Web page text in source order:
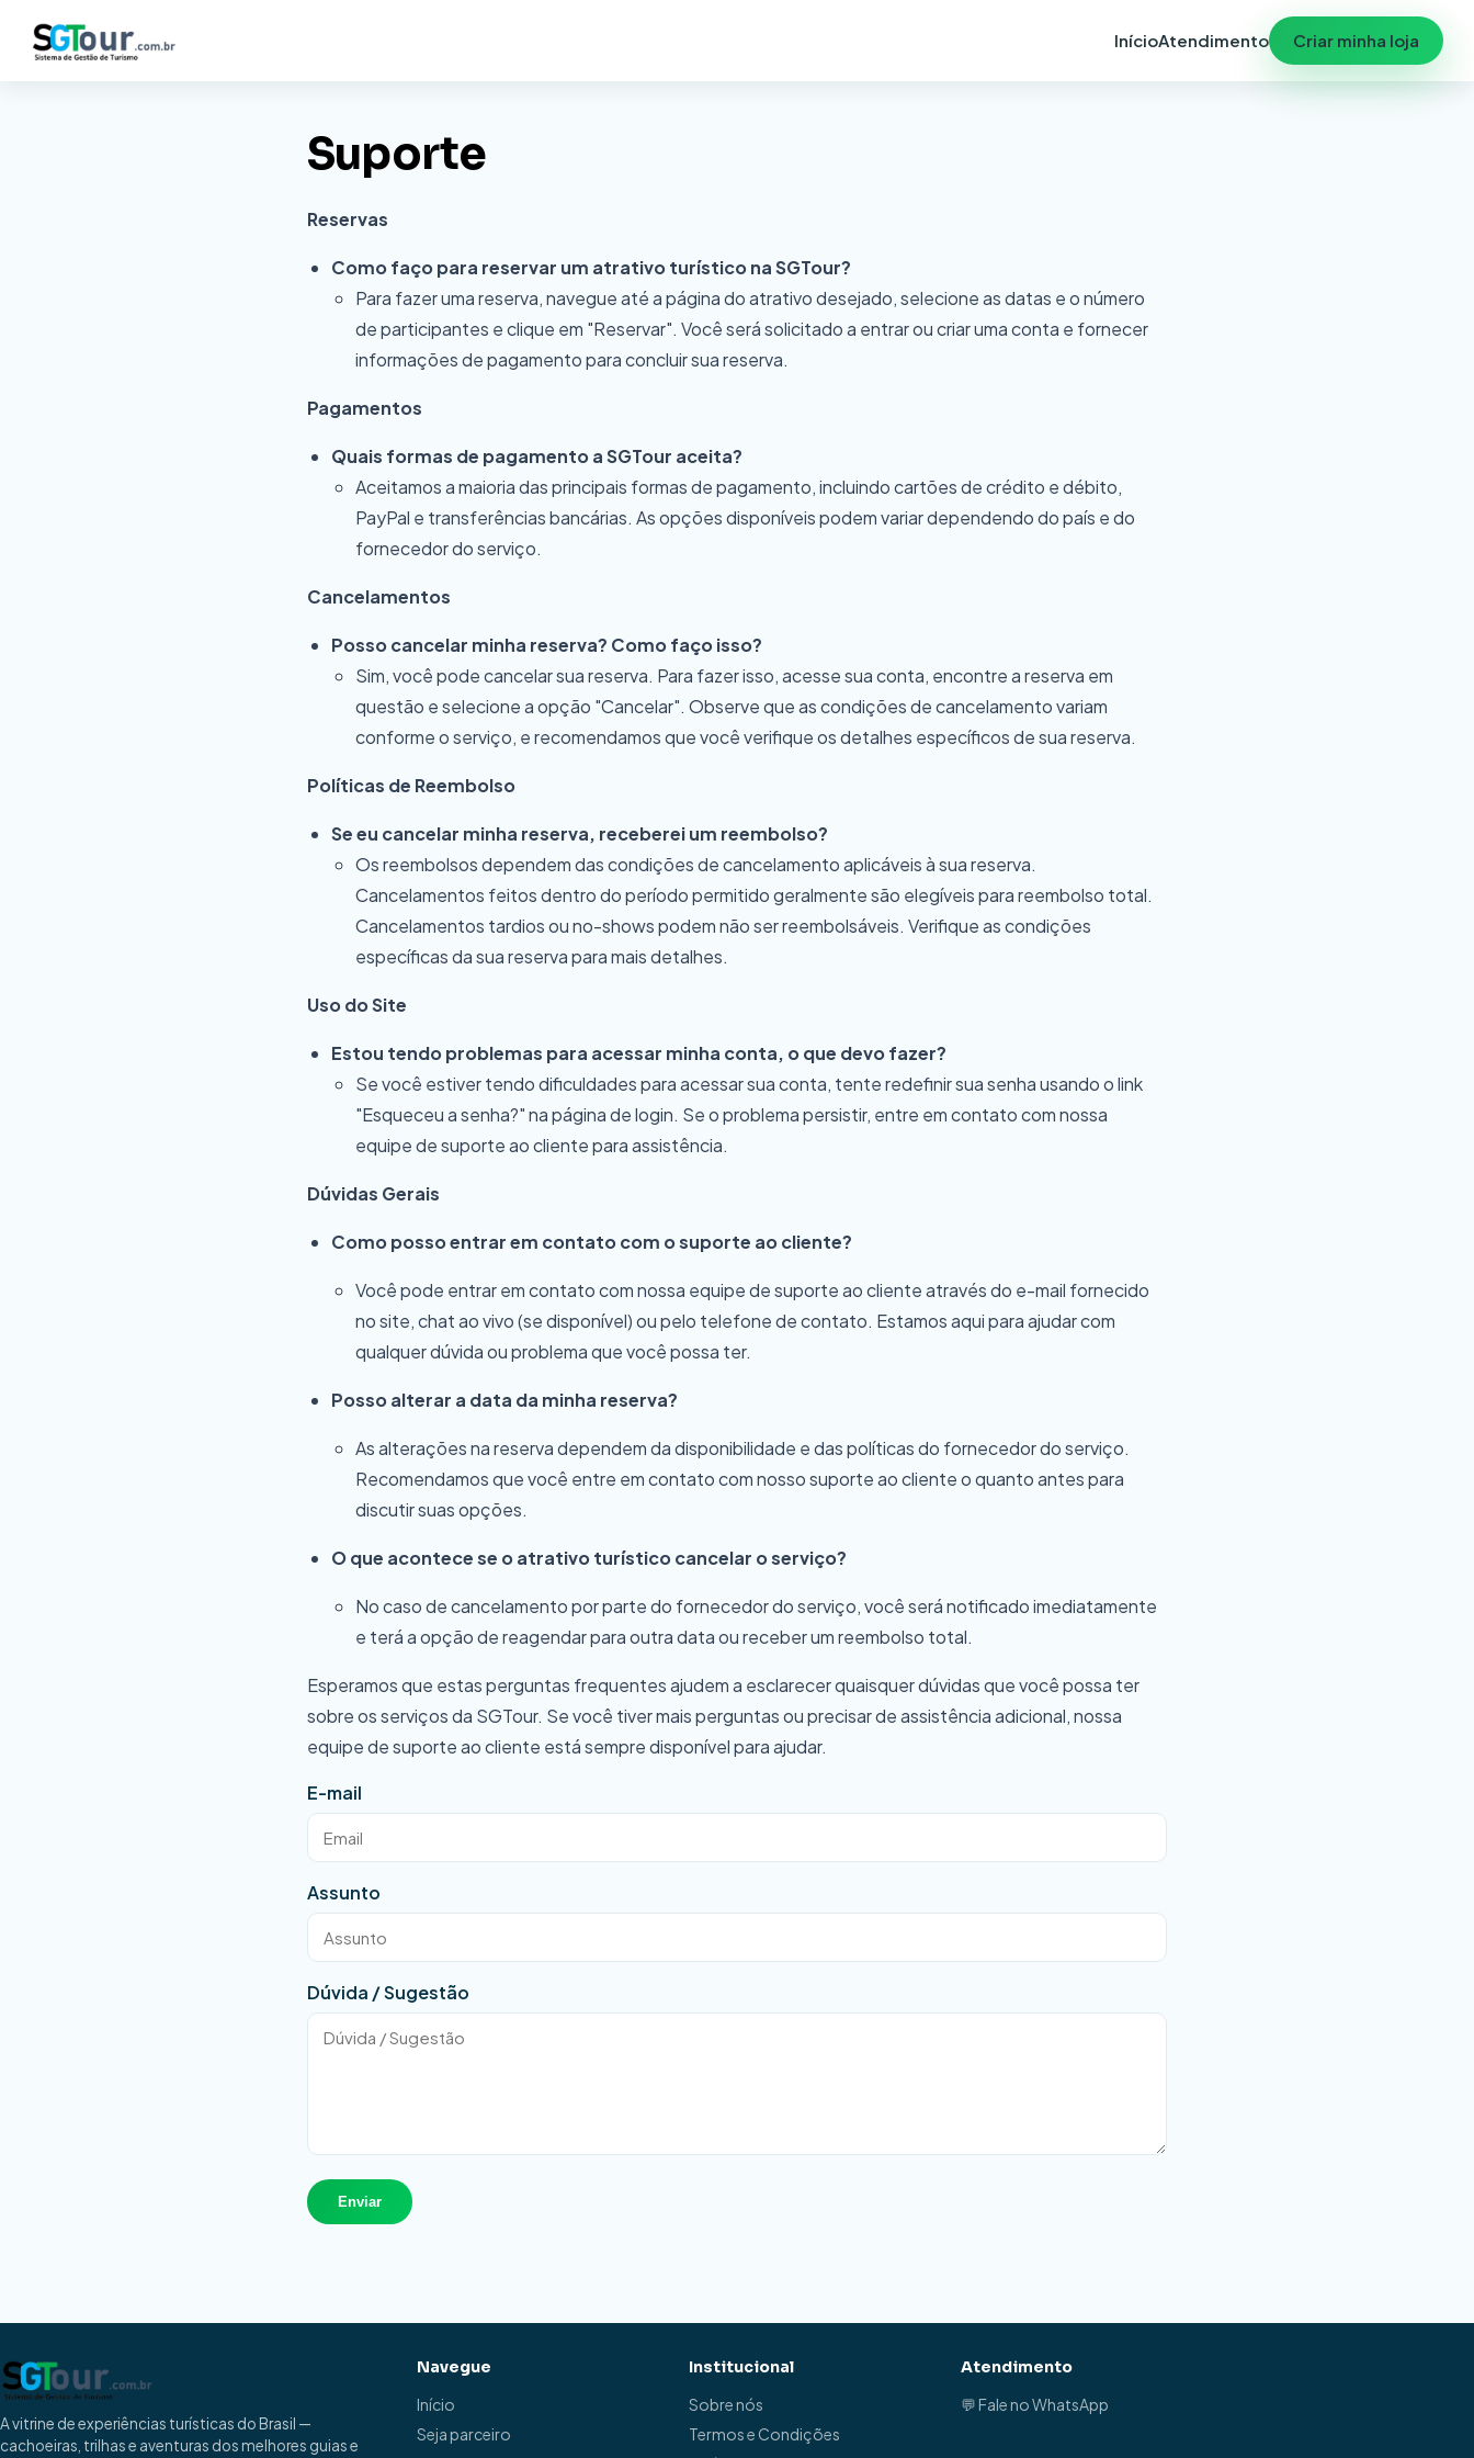
InícioAtendimento Criar minha loja
Suporte
Reservas
Como faço para reservar um atrativo turístico na SGTour?
Para fazer uma reserva, navegue até a página do atrativo desejado, selecione as datas e o número
de participantes e clique em "Reservar". Você será solicitado a entrar ou criar uma conta e fornecer
informações de pagamento para concluir sua reserva.
Pagamentos
Quais formas de pagamento a SGTour aceita?
Aceitamos a maioria das principais formas de pagamento, incluindo cartões de crédito e débito,
PayPal e transferências bancárias. As opções disponíveis podem variar dependendo do país e do
fornecedor do serviço.
Cancelamentos
Posso cancelar minha reserva? Como faço isso?
Sim, você pode cancelar sua reserva. Para fazer isso, acesse sua conta, encontre a reserva em
questão e selecione a opção "Cancelar". Observe que as condições de cancelamento variam
conforme o serviço, e recomendamos que você verifique os detalhes específicos de sua reserva.
Políticas de Reembolso
Se eu cancelar minha reserva, receberei um reembolso?
Os reembolsos dependem das condições de cancelamento aplicáveis à sua reserva.
Cancelamentos feitos dentro do período permitido geralmente são elegíveis para reembolso total.
Cancelamentos tardios ou no-shows podem não ser reembolsáveis. Verifique as condições
específicas da sua reserva para mais detalhes.
Uso do Site
Estou tendo problemas para acessar minha conta, o que devo fazer?
Se você estiver tendo dificuldades para acessar sua conta, tente redefinir sua senha usando o link
"Esqueceu a senha?" na página de login. Se o problema persistir, entre em contato com nossa
equipe de suporte ao cliente para assistência.
Dúvidas Gerais
Como posso entrar em contato com o suporte ao cliente?
Você pode entrar em contato com nossa equipe de suporte ao cliente através do e-mail fornecido
no site, chat ao vivo (se disponível) ou pelo telefone de contato. Estamos aqui para ajudar com
qualquer dúvida ou problema que você possa ter.
Posso alterar a data da minha reserva?
As alterações na reserva dependem da disponibilidade e das políticas do fornecedor do serviço.
Recomendamos que você entre em contato com nosso suporte ao cliente o quanto antes para
discutir suas opções.
O que acontece se o atrativo turístico cancelar o serviço?
No caso de cancelamento por parte do fornecedor do serviço, você será notificado imediatamente
e terá a opção de reagendar para outra data ou receber um reembolso total.
Esperamos que estas perguntas frequentes ajudem a esclarecer quaisquer dúvidas que você possa ter
sobre os serviços da SGTour. Se você tiver mais perguntas ou precisar de assistência adicional, nossa
equipe de suporte ao cliente está sempre disponível para ajudar.
E-mail
Assunto
Dúvida / Sugestão
Enviar
A vitrine de experiências turísticas do Brasil —
cachoeiras, trilhas e aventuras dos melhores guias e
Navegue
Início
Seja parceiro
Institucional
Sobre nós
Termos e Condições
Atendimento
💬 Fale no WhatsApp